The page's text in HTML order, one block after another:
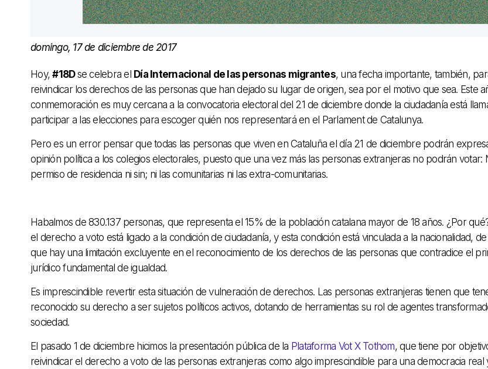
domingo, 17 de diciembre de 2017
Hoy,#18Dse celebra el Día Internacional de las personas migrantes, una fecha importante, también,
reivindicar los derechos de las personas que han dejado su lugar de origen, sea por el motivo que sea. Este
conmemoración es muy cercana a la convocatoria electoral del 21 de diciembre donde la ciudadanía está
participar a las elecciones para escoger quién nos representará en el Parlament de Catalunya.
Pero es un error pensar que todas las personas que viven en Cataluña el día 21 de diciembre podrán
opinión política a los colegios electorales, puesto que una vez más las personas extranjeras no podrán votar:
permiso de residencia ni sin; ni las comunitarias ni las extra-comunitarias.
Habalmos de 830.137 personas, que representa el 15% de la población catalana mayor de 18 años. ¿Por
el derecho a voto está ligado a la condición de ciudadanía, y esta condición está vinculada a la nacionalidad,
que hay una limitación excluyente en el reconocimiento de los derechos de las personas que contradice el
jurídico fundamental de igualdad.
Es imprescindible revertir esta situación de vulneración de derechos. Las personas extranjeras tienen que
reconocido su derecho a ser sujetos políticos activos, dotando de herramientas su rol de agentes
sociedad.
El pasado 1 de diciembre hicimos la presentación pública de la Plataforma Vot X Tothom, que tiene por
reivindicar el derecho a voto de las personas extranjeras como algo imprescindible para una democracia real